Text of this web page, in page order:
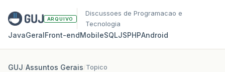
ARQUIVO
Discussoes de Programacao e
Tecnologia
JavaGeralFront‑endMobileSQLJSPHPAndroid
GUJ/Assuntos Gerais/Topico